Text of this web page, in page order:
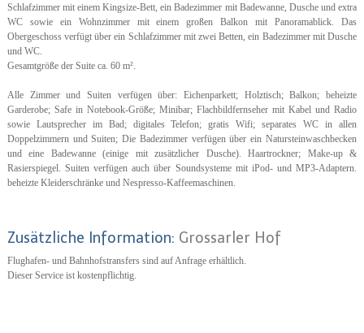
Schlafzimmer mit einem Kingsize-Bett, ein Badezimmer mit Badewanne, Dusche und extra
WC sowie ein Wohnzimmer mit einem großen Balkon mit Panoramablick. Das
Obergeschoss verfügt über ein Schlafzimmer mit zwei Betten, ein Badezimmer mit Dusche
und WC.
Gesamtgröße der Suite ca. 60 m².
Alle Zimmer und Suiten verfügen über: Eichenparkett; Holztisch; Balkon; beheizte
Garderobe; Safe in Notebook-Größe; Minibar; Flachbildfernseher mit Kabel und Radio
sowie Lautsprecher im Bad; digitales Telefon; gratis Wifi; separates WC in allen
Doppelzimmern und Suiten; Die Badezimmer verfügen über ein Natursteinwaschbecken
und eine Badewanne (einige mit zusätzlicher Dusche). Haartrockner; Make-up &
Rasierspiegel. Suiten verfügen auch über Soundsysteme mit iPod- und MP3-Adaptern.
beheizte Kleiderschränke und Nespresso-Kaffeemaschinen.
Zusätzliche Information: Grossarler Hof
Flughafen- und Bahnhofstransfers sind auf Anfrage erhältlich.
Dieser Service ist kostenpflichtig.